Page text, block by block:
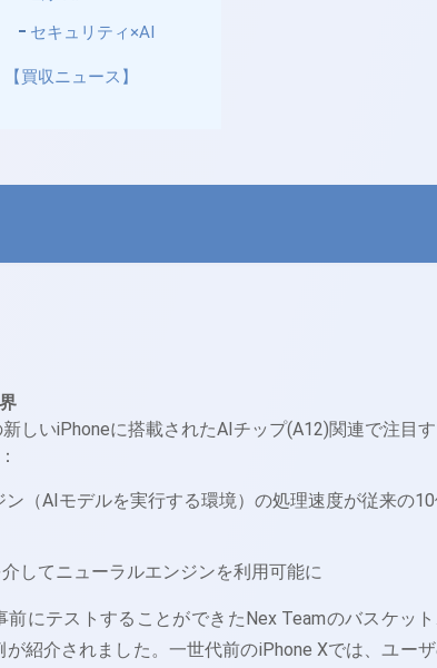
セキュリティ×AI
【買収ニュース】
しいiPhoneに搭載されたAIチップ(A12)関連で注目す
：
（AIモデルを実行する環境）の処理速度が従来の
してニューラルエンジンを利用可能に
前にテストすることができたNex Teamのバスケッ
が紹介されました。一世代前のiPhone Xでは、ユー